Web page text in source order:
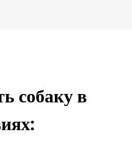
собаку в